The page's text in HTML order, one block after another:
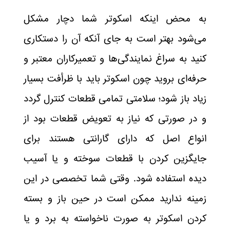
به محض اینکه اسکوتر شما دچار مشکل
می‌شود بهتر است به جای آنکه آن را دستکاری
کنید به سراغ نمایندگی‌ها و تعمیرکاران معتبر و
حرفه‌ای بروید چون اسکوتر باید با ظرأفت بسیار
زیاد باز شود؛ سلامتی تمامی قطعات کنترل گردد
و در صورتی که نیاز به تعویض قطعات بود از
انواع اصل که دارای گارانتی هستند برای
جایگزین کردن با قطعات سوخته و یا آسیب
دیده استفاده شود. وقتی شما تخصصی در این
زمینه ندارید ممکن است در حین باز و بسته
کردن اسکوتر به صورت ناخواسته به برد و یا